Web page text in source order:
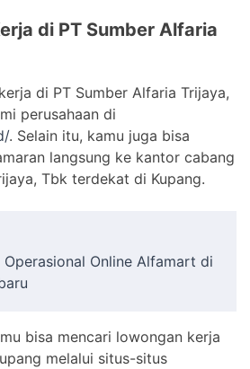
di PT Sumber Alfaria
di PT Sumber Alfaria Trijaya,
perusahaan di
. Selain itu, kamu juga bisa
langsung ke kantor cabang
Tbk terdekat di Kupang.
Online Alfamart di
bisa mencari lowongan kerja
melalui situs-situs